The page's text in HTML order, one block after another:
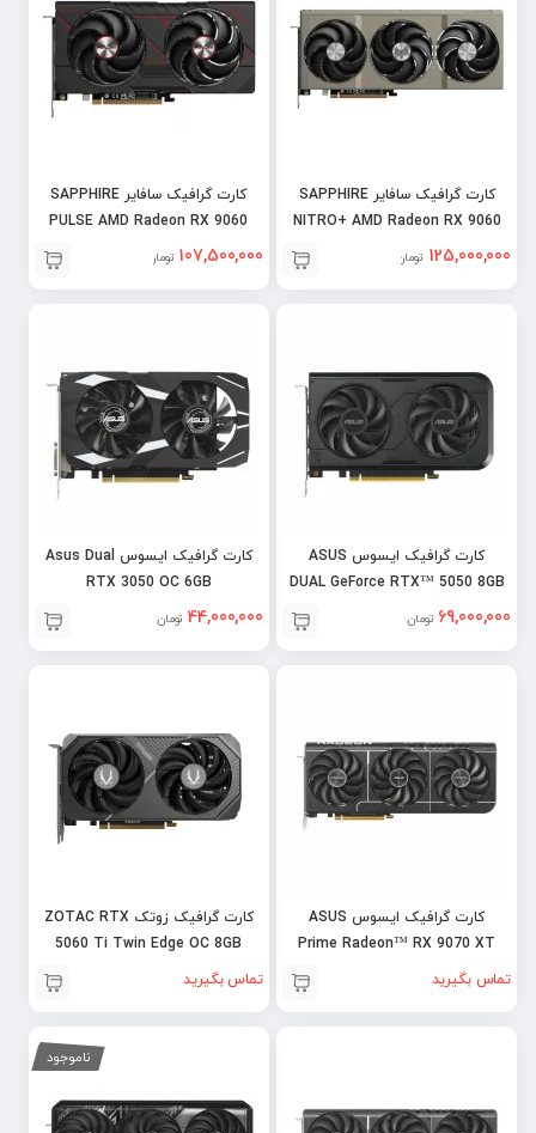
کارت گرافیک سافایر SAPPHIRE
NITRO+ AMD Radeon RX 9060
XT OC 16GB125,000,000 تومان
کارت گرافیک سافایر SAPPHIRE
PULSE AMD Radeon RX 9060
XT OC 16GB107,500,000 تومان
کارت گرافیک ایسوس ASUS
DUAL GeForce RTX™ 5050 8GB
69,000,000 تومان
کارت گرافیک ایسوس Asus Dual
RTX 3050 OC 6GB
44,000,000 تومان
کارت گرافیک ایسوس ASUS
Prime Radeon™ RX 9070 XT
تماس بگیرید
کارت گرافیک زوتک ZOTAC RTX
5060 Ti Twin Edge OC 8GB
تماس بگیرید
ناموجود